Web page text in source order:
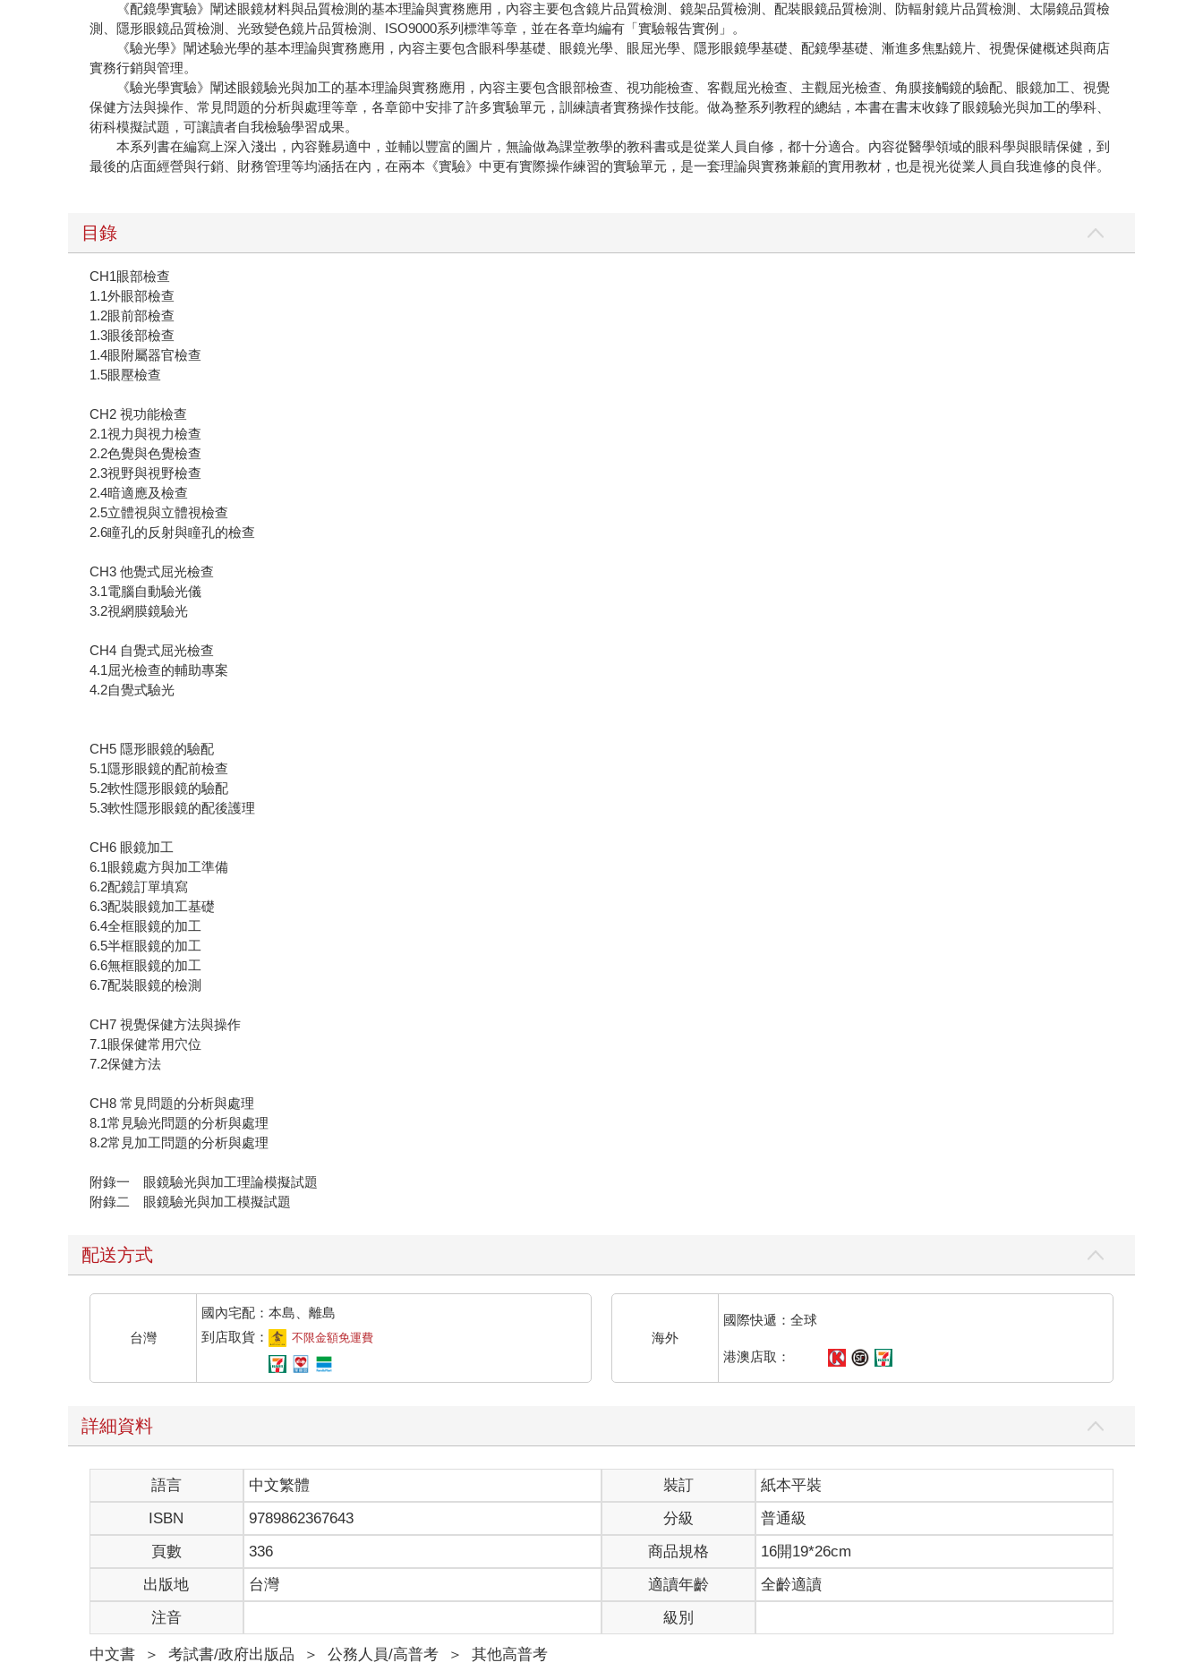
《配鏡學實驗》闡述眼鏡材料與品質檢測的基本理論與實務應用，內容主要包含鏡片品質檢測、鏡架品質檢測、配裝眼鏡品質檢測、防輻射鏡片品質檢測、太陽鏡品質檢
測、隱形眼鏡品質檢測、光致變色鏡片品質檢測、ISO9000系列標準等章，並在各章均編有「實驗報告實例」。
《驗光學》闡述驗光學的基本理論與實務應用，內容主要包含眼科學基礎、眼鏡光學、眼屈光學、隱形眼鏡學基礎、配鏡學基礎、漸進多焦點鏡片、視覺保健概述與商店
實務行銷與管理。
《驗光學實驗》闡述眼鏡驗光與加工的基本理論與實務應用，內容主要包含眼部檢查、視功能檢查、客觀屈光檢查、主觀屈光檢查、角膜接觸鏡的驗配、眼鏡加工、視覺
保健方法與操作、常見問題的分析與處理等章，各章節中安排了許多實驗單元，訓練讀者實務操作技能。做為整系列教程的總結，本書在書末收錄了眼鏡驗光與加工的學科、
術科模擬試題，可讓讀者自我檢驗學習成果。
本系列書在編寫上深入淺出，內容難易適中，並輔以豐富的圖片，無論做為課堂教學的教科書或是從業人員自修，都十分適合。內容從醫學領域的眼科學與眼睛保健，到
最後的店面經營與行銷、財務管理等均涵括在內，在兩本《實驗》中更有實際操作練習的實驗單元，是一套理論與實務兼顧的實用教材，也是視光從業人員自我進修的良伴。
目錄
CH1眼部檢查
1.1外眼部檢查
1.2眼前部檢查
1.3眼後部檢查
1.4眼附屬器官檢查
1.5眼壓檢查
CH2 視功能檢查
2.1視力與視力檢查
2.2色覺與色覺檢查
2.3視野與視野檢查
2.4暗適應及檢查
2.5立體視與立體視檢查
2.6瞳孔的反射與瞳孔的檢查
CH3 他覺式屈光檢查
3.1電腦自動驗光儀
3.2視網膜鏡驗光
CH4 自覺式屈光檢查
4.1屈光檢查的輔助專案
4.2自覺式驗光
CH5 隱形眼鏡的驗配
5.1隱形眼鏡的配前檢查
5.2軟性隱形眼鏡的驗配
5.3軟性隱形眼鏡的配後護理
CH6 眼鏡加工
6.1眼鏡處方與加工準備
6.2配鏡訂單填寫
6.3配裝眼鏡加工基礎
6.4全框眼鏡的加工
6.5半框眼鏡的加工
6.6無框眼鏡的加工
6.7配裝眼鏡的檢測
CH7 視覺保健方法與操作
7.1眼保健常用穴位
7.2保健方法
CH8 常見問題的分析與處理
8.1常見驗光問題的分析與處理
8.2常見加工問題的分析與處理
附錄一 眼鏡驗光與加工理論模擬試題
附錄二 眼鏡驗光與加工模擬試題
配送方式
台灣
國內宅配：本島、離島
到店取貨：
不限金額免運費 海外
國際快遞：全球
港澳店取：
詳細資料
語言 中文繁體 裝訂
紙本平裝
ISBN
9789862367643 分級
普通級
頁數
336 商品規格
16開19*26cm
出版地
台灣 適讀年齡
全齡適讀
注音
級別
中文書 ＞ 考試書/政府出版品 ＞ 公務人員/高普考 ＞ 其他高普考